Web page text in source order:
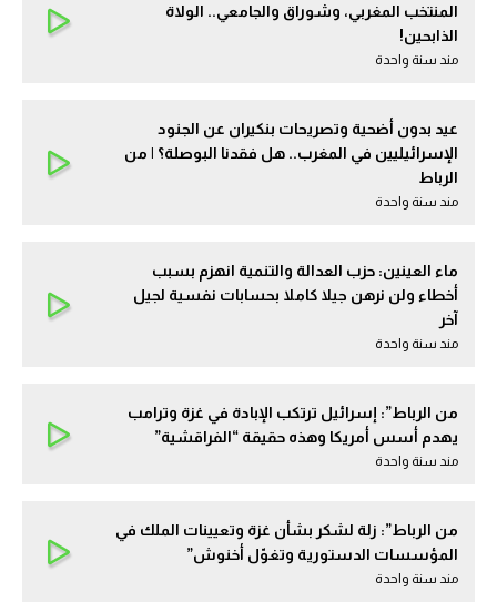
المنتخب المغربي، وشوراق والجامعي.. الولاة
الذابحين!
مند سنة واحدة
عيد بدون أضحية وتصريحات بنكيران عن الجنود
الإسرائيليين في المغرب.. هل فقدنا البوصلة؟ | من
الرباط
مند سنة واحدة
ماء العينين: حزب العدالة والتنمية انهزم بسبب
أخطاء ولن نرهن جيلا كاملا بحسابات نفسية لجيل
آخر
مند سنة واحدة
من الرباط”: إسرائيل ترتكب الإبادة في غزة وترامب
يهدم أسس أمريكا وهذه حقيقة “الفراقشية”
مند سنة واحدة
من الرباط”: زلة لشكر بشأن غزة وتعيينات الملك في
المؤسسات الدستورية وتغوّل أخنوش”
مند سنة واحدة